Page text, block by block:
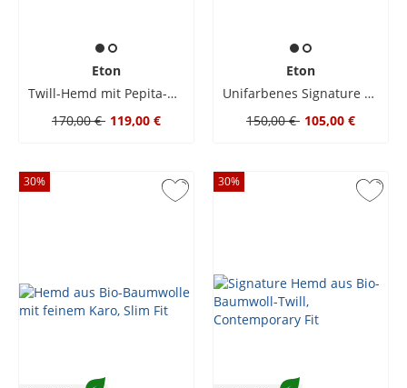
Eton
Twill-Hemd mit Pepita-Muster und Haifischkragen, Super Slim Fit
170,00 € 119,00 €
Eton
Unifarbenes Signature Twill-Hemd mit Ausputz und Kentkragen, Classic Fit
150,00 € 105,00 €
30% 30%